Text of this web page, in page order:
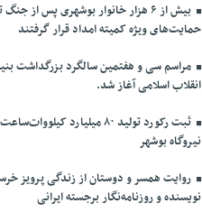
بیش از ۶ هزار خانوار بوشهری پس
حمایت‌های ویژه کمیته امداد قرار گرفتند
مراسم سی و هفتمین سالگرد بزرگداشت
انقلاب اسلامی آغاز شد.
ثبت رکورد تولید ۸۰ میلیارد
نیروگاه بوشهر
روایت همسر و دوستان از زندگی پرویز
نویسنده و روزنامه‌نگار برجسته ایرانی